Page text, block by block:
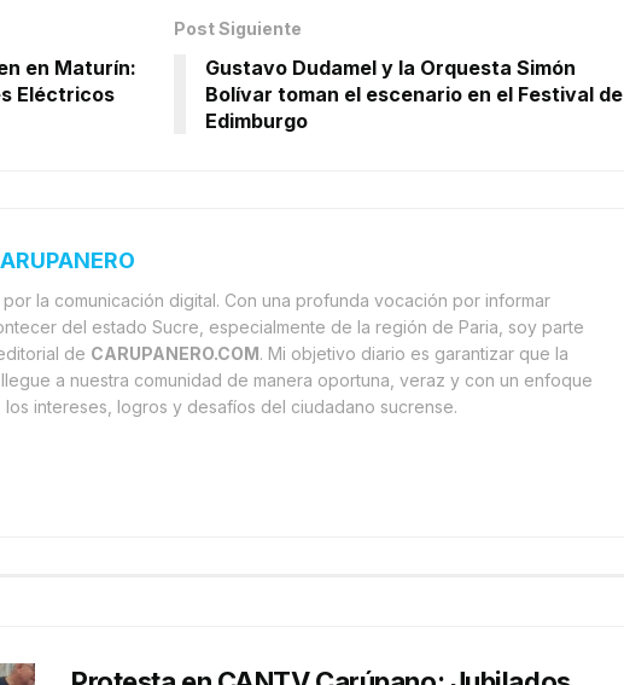
en Maturín:
Eléctricos
Post Siguiente
Gustavo Dudamel y la Orquesta Simón
Bolívar toman el escenario en el Festival de
Edimburgo
la comunicación digital. Con una profunda vocación por informar
del estado Sucre, especialmente de la región de Paria, soy parte
de CARUPANERO.COM. Mi objetivo diario es garantizar que la
a nuestra comunidad de manera oportuna, veraz y con un enfoque
intereses, logros y desafíos del ciudadano sucrense.